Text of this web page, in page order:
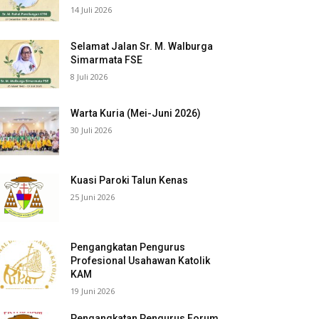
14 Juli 2026
Selamat Jalan Sr. M. Walburga
Simarmata FSE
8 Juli 2026
Warta Kuria (Mei-Juni 2026)
30 Juli 2026
Kuasi Paroki Talun Kenas
25 Juni 2026
Pengangkatan Pengurus
Profesional Usahawan Katolik
KAM
19 Juni 2026